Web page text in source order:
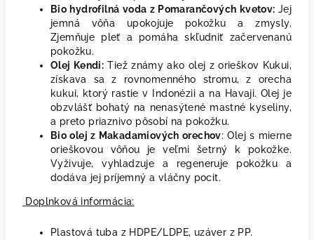
Bio hydrofilná voda z Pomarančových kvetov: Jej
jemná vôňa upokojuje pokožku a zmysly.
Zjemňuje pleť a pomáha skľudniť začervenanú
pokožku.
Olej Kendi: Tiež známy ako olej z orieškov Kukui,
získava sa z rovnomenného stromu, z orecha
kukui, ktorý rastie v Indonézii a na Havaji. Olej je
obzvlášť bohatý na nenasýtené mastné kyseliny,
a preto priaznivo pôsobí na pokožku.
Bio olej z Makadamiových orechov: Olej s mierne
orieškovou vôňou je veľmi šetrný k pokožke.
Vyživuje, vyhladzuje a regeneruje pokožku a
dodáva jej príjemný a vláčny pocit.
Doplnková informácia:
Plastová tuba z HDPE/LDPE, uzáver z PP.